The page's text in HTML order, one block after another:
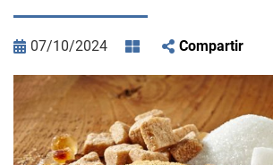
07/10/2024 Compartir